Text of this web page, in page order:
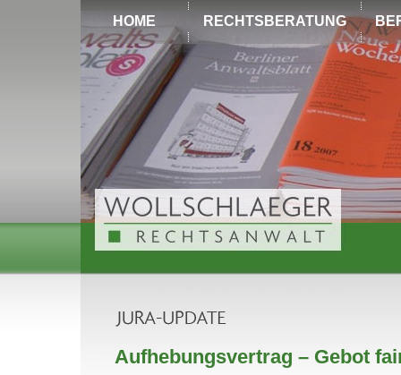
HOME RECHTSBERATUNG
Aufhebungsvertrag – Gebot